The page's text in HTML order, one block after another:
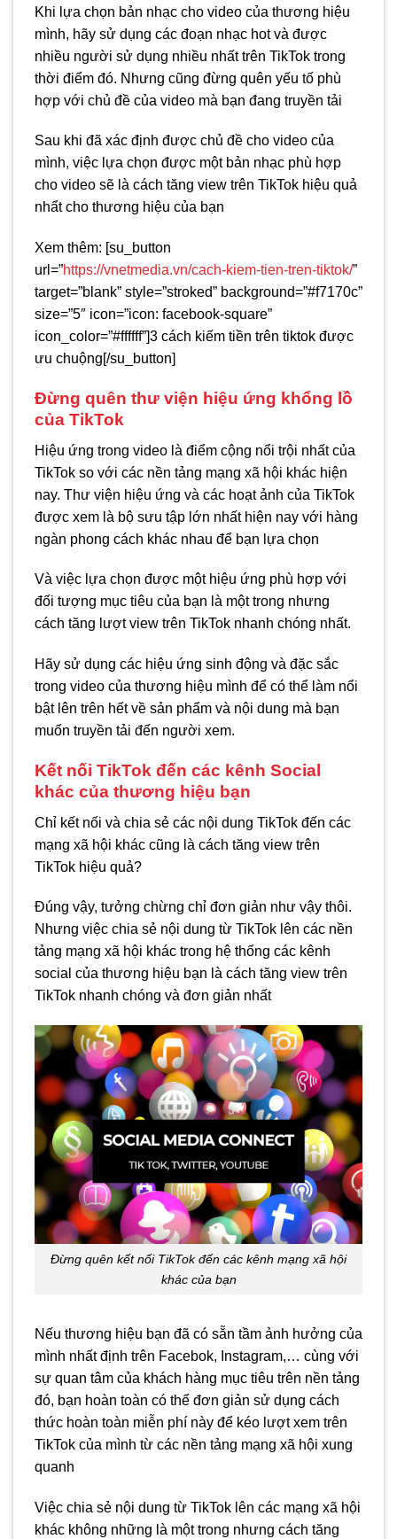
Khi lựa chọn bản nhạc cho video của thương hiệu
mình, hãy sử dụng các đoạn nhạc hot và được
nhiều người sử dụng nhiều nhất trên TikTok trong
thời điểm đó. Nhưng cũng đừng quên yếu tố phù
hợp với chủ đề của video mà bạn đang truyền tải
Sau khi đã xác định được chủ đề cho video của
mình, việc lựa chọn được một bản nhạc phù hợp
cho video sẽ là cách tăng view trên TikTok hiệu quả
nhẩt cho thương hiệu của bạn
Xem thêm: [su_button
url=”https://vnetmedia.vn/cach-kiem-tien-tren-tiktok/”
target=”blank” style=”stroked” background=”#f7170c”
size=”5″ icon=”icon: facebook-square”
icon_color=”#ffffff”]3 cách kiếm tiền trên tiktok được
ưu chuộng[/su_button]
Đừng quên thư viện hiệu ứng khổng lồ
của TikTok
Hiệu ứng trong video là điểm cộng nổi trội nhất của
TikTok so với các nền tảng mạng xã hội khác hiện
nay. Thư viện hiệu ứng và các hoạt ảnh của TikTok
được xem là bộ sưu tập lớn nhất hiện nay với hàng
ngàn phong cách khác nhau để bạn lựa chọn
Và việc lựa chọn được một hiệu ứng phù hợp với
đối tượng mục tiêu của bạn là một trong nhưng
cách tăng lượt view trên TikTok nhanh chóng nhất.
Hãy sử dụng các hiệu ứng sinh động và đặc sắc
trong video của thương hiệu mình để có thể làm nổi
bật lên trên hết về sản phẩm và nội dung mà bạn
muốn truyền tải đến người xem.
Kết nối TikTok đến các kênh Social
khác của thương hiệu bạn
Chỉ kết nối và chia sẻ các nội dung TikTok đến các
mạng xã hội khác cũng là cách tăng view trên
TikTok hiệu quả?
Đúng vậy, tưởng chừng chỉ đơn giản như vậy thôi.
Nhưng việc chia sẻ nội dung từ TikTok lên các nền
tảng mạng xã hội khác trong hệ thống các kênh
social của thương hiệu bạn là cách tăng view trên
TikTok nhanh chóng và đơn giản nhất
Đừng quên kết nối TikTok đến các kênh mạng xã hội
khác của bạn
Nếu thương hiệu bạn đã có sẵn tầm ảnh hưởng của
mình nhất định trên Facebok, Instagram,… cùng với
sự quan tâm của khách hàng mục tiêu trên nền tảng
đó, bạn hoàn toàn có thể đơn giản sử dụng cách
thức hoàn toàn miễn phí này để kéo lượt xem trên
TikTok của mình từ các nền tảng mạng xã hội xung
quanh
Việc chia sẻ nội dung từ TikTok lên các mạng xã hội
khác không những là một trong nhưng cách tăng